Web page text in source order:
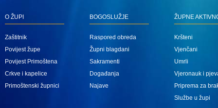
O ŽUPI
Zaštitnik
Povijest župe
Povijest Primoštena
Crkve i kapelice
Primoštenski župnici
BOGOSLUŽJE
Raspored obreda
Župni blagdani
Sakramenti
Događanja
Najave
ŽUPNE
Kršteni
Vjenčani
Umrli
Vjeronauk i
Priprema za
Službe u župi